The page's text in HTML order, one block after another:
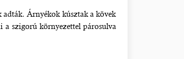
Árnyékok kúsztak a kövek
a szigorú környezettel párosulva